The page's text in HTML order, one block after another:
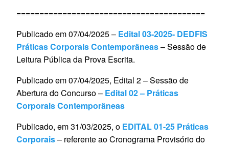
=========================================
Publicado em 07/04/2025 – Edital 03-2025- DEDFIS
Práticas Corporais Contemporâneas– Sessão de
Leitura Pública da Prova Escrita.
Publicado em 07/04/2025, Edital 2 – Sessão de
Abertura do Concurso – Edital 02 – Práticas
Corporais Contemporâneas
Publicado, em 31/03/2025, o EDITAL 01-25 Práticas
Corporais– referente ao Cronograma Provisório do